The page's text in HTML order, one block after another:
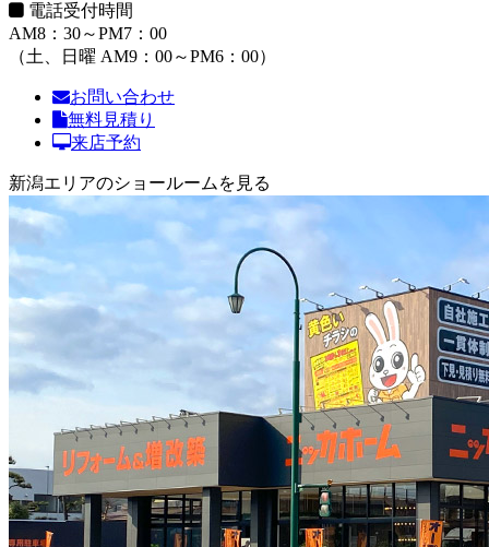
電話受付時間
AM8：30～PM7：00
（土、日曜 AM9：00～PM6：00）
お問い合わせ
無料見積り
来店予約
新潟エリアのショールームを見る